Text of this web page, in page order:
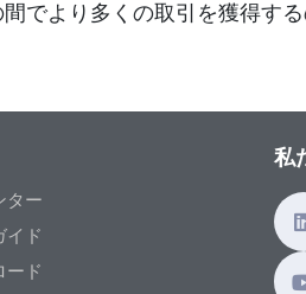
でより多くの取引を獲得する
ター
イド
ード
私